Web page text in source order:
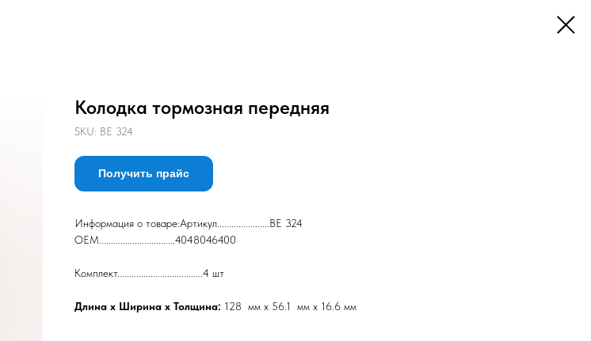
Колодка тормозная передняя
SKU: BE 324
Получить прайс
Информация о товаре:Артикул......................BE 324
ОЕМ................................4048046400
Комплект....................................4 шт
Длина х Ширина х Толщина: 128 мм х 56.1 мм х 16.6 мм